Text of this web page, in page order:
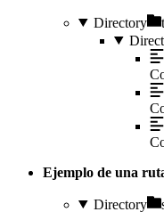
Directory
Ejemplo de una
Directory